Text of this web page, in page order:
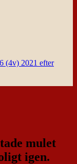
(4v) 2021 efter
mulet
igen.